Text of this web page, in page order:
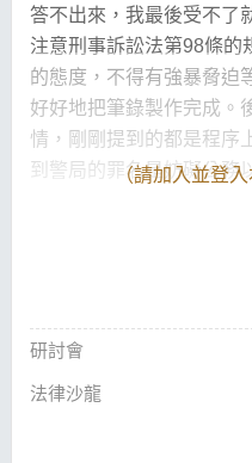
答不出來，我最後受不了
注意刑事訴訟法第98條的
的態度，不得有強暴脅迫
好好地把筆錄製作完成。
情，剛剛提到的都是程序
到警局的罪名是妨礙公務
（請加入並登入
研討會
法律沙龍